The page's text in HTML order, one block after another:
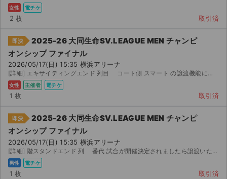
女性 電チケ
2 枚 取引済
即決
2025-26 大同生命SV.LEAGUE MEN チャンピ
オンシップ ファイナル
2026/05/17(日) 15:35 横浜アリーナ
[詳細] エキサイティングエンド 列目 コート側 スマート の譲渡機能にて、譲渡いたしますので氏名、メ...
女性 主催者 電チケ
1 枚 取引済
即決
2025-26 大同生命SV.LEAGUE MEN チャンピ
オンシップ ファイナル
2026/05/17(日) 15:35 横浜アリーナ
[詳細] 階スタンドエンド 列 番代 試合が開催決定されましたら譲渡いたします。開...
男性 電チケ
1 枚 取引済